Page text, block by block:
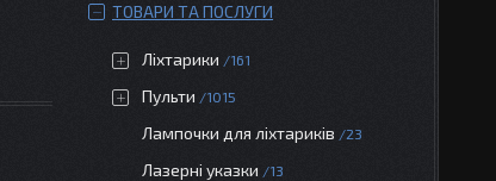
ТОВАРИ ТА ПОСЛУГИ
Ліхтарики 161
Пульти 1015
Лампочки для ліхтариків 23
Лазерні указки 13